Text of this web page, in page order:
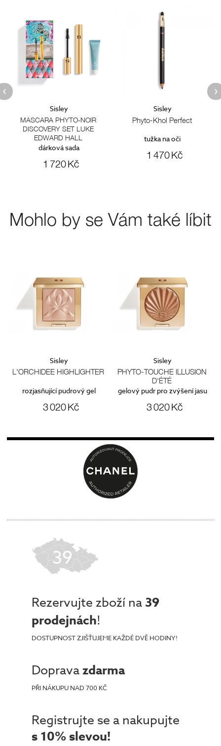
Sisley
MASCARA PHYTO-NOIR
DISCOVERY SET LUKE
EDWARD HALL
dárková sada
1 720 Kč
Sisley
Phyto-Khol Perfect
tužka na oči
1 470 Kč
Mohlo by se Vám také líbit
Sisley
L'ORCHIDEE HIGHLIGHTER
rozjasňující pudrový gel
3 020 Kč
Sisley
PHYTO-TOUCHE ILLUSION
D'ÉTÉ
gelový pudr pro zvýšení jasu
3 020 Kč
39
Rezervujte zboží na 39
prodejnách!
DOSTUPNOST ZJIŠŤUJEME KAŽDÉ DVĚ HODINY!
Dopravazdarma
PŘI NÁKUPU NAD 700 KČ
Registrujte se a nakupujte
s 10% slevou!